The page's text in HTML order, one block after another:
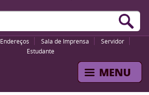
Endereços Sala de Imprensa
Servidor
Estudante